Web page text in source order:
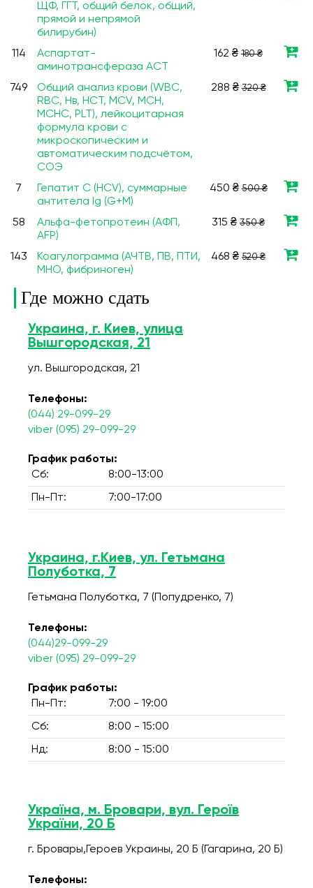
ЩФ, ГГТ, общий белок, общий,
прямой и непрямой
билирубин)
114
Аспартат-
аминотрансфераза АСТ
162 ₴ 180 ₴
749
Общий анализ крови (WBC,
RBC, Нв, HCT, MCV, МСН,
МСНС, PLT), лейкоцитарная
формула крови с
микроскопическим и
автоматическим подсчётом,
СОЭ
288 ₴320 ₴
7
Гепатит С (HCV), суммарные
антитела Ig (G+M)
450 ₴500 ₴
58
Альфа-фетопротеин (АФП,
AFP)
315 ₴ 350 ₴
143
Коагулограмма (АЧТВ, ПВ, ПТИ,
МНО, фибриноген)
468 ₴ 520 ₴
Где можно сдать
Украина, г. Киев, улица
Вышгородская, 21
ул. Вышгородская, 21
Телефоны:
(044) 29-099-29
viber (095) 29-099-29
График работы:
Сб:
8:00-13:00
Пн-Пт: 7:00-17:00
Украина, г.Киев, ул. Гетьмана
Полуботка, 7
Гетьмана Полуботка, 7 (Попудренко, 7)
Телефоны:
(044)29-099-29
viber (095) 29-099-29
График работы:
Пн-Пт:
7:00 - 19:00
Сб: 8:00 - 15:00
Нд: 8:00 - 15:00
Україна, м. Бровари, вул. Героїв
України, 20 Б
г. Бровары,Героев Украины, 20 Б (Гагарина, 20 Б)
Телефоны: